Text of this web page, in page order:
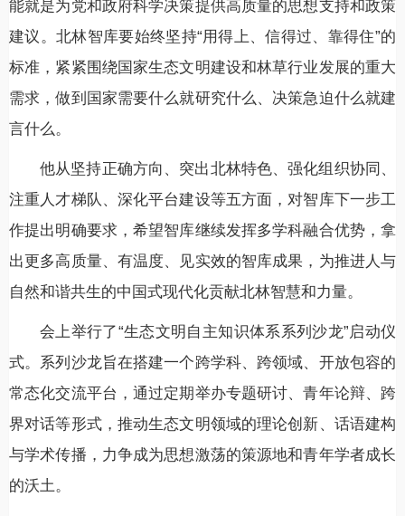
能就是为党和政府科学决策提供高质量的思想支持和政策
建议。北林智库要始终坚持“用得上、信得过、靠得住”的
标准，紧紧围绕国家生态文明建设和林草行业发展的重大
需求，做到国家需要什么就研究什么、决策急迫什么就建
言什么。
他从坚持正确方向、突出北林特色、强化组织协同、
注重人才梯队、深化平台建设等五方面，对智库下一步工
作提出明确要求，希望智库继续发挥多学科融合优势，拿
出更多高质量、有温度、见实效的智库成果，为推进人与
自然和谐共生的中国式现代化贡献北林智慧和力量。
会上举行了“生态文明自主知识体系系列沙龙”启动仪
式。系列沙龙旨在搭建一个跨学科、跨领域、开放包容的
常态化交流平台，通过定期举办专题研讨、青年论辩、跨
界对话等形式，推动生态文明领域的理论创新、话语建构
与学术传播，力争成为思想激荡的策源地和青年学者成长
的沃土。